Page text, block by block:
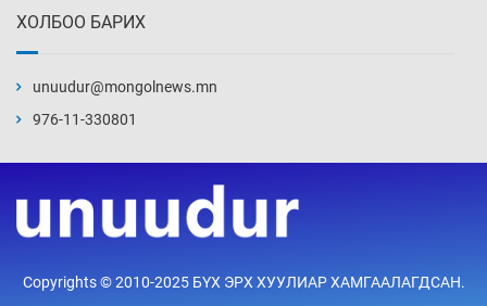
20 цаг 25 мин
20 цаг 55 мин
дата төв байгуулахаар төлөвлөж байна
ХОЛБОО БАРИХ
unuudur@mongolnews.mn
976-11-330801
Copyrights © 2010-2025 БҮХ ЭРХ ХУУЛИАР ХАМГААЛАГДСАН.